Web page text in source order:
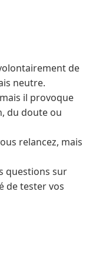
de
neutre.
il provoque
du doute ou
relancez, mais
questions sur
de tester vos